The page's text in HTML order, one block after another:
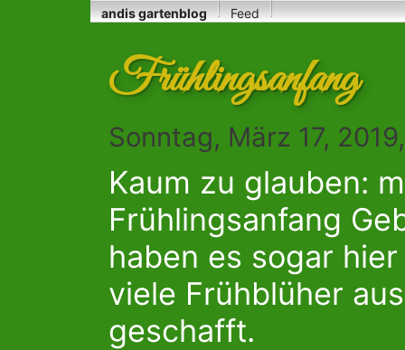
andis gartenblog Feed
Frühlingsanfang
Sonntag, März 17,
Kaum zu glauben:
Frühlingsanfang
haben es sogar
viele Frühblüher
geschafft.